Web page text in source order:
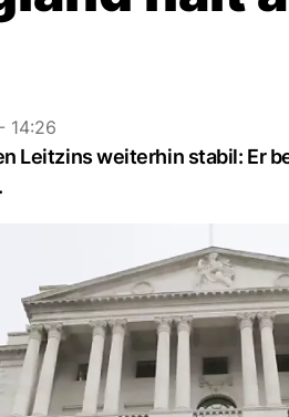
14:26
Leitzins weiterhin stabil: Er